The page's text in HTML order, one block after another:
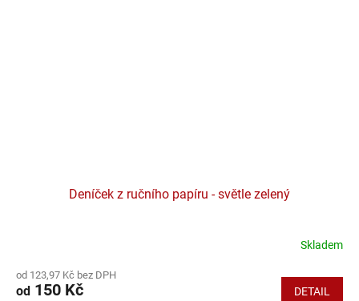
Deníček z ručního papíru - světle zelený
Skladem
od 123,97 Kč bez DPH
od 150 Kč DETAIL